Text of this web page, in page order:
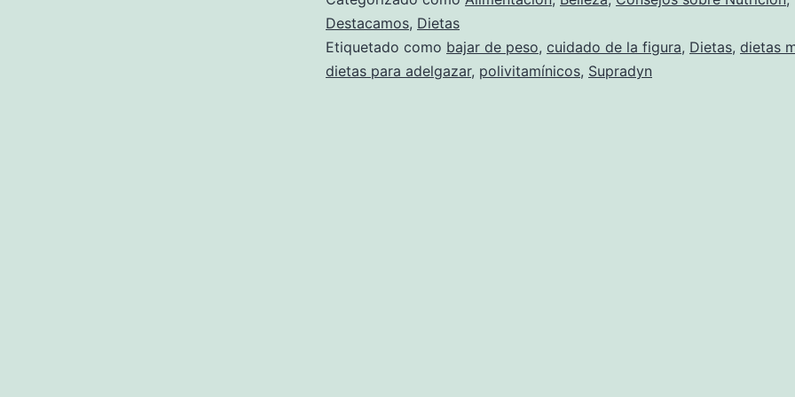
Destacamos, Dietas
Etiquetado como bajar de peso, cuidado de la figura, Dietas, dietas
dietas para adelgazar, polivitamínicos, Supradyn